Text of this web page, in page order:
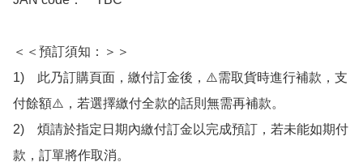
＜＜預訂須知：＞＞
1)　此乃訂購頁面，繳付訂金後，⚠️需取貨時進行補款，支
付餘額⚠️，若選擇繳付全款的話則無需再補款。
2)　煩請於指定日期內繳付訂金以完成預訂，若未能如期付
款，訂單將作取消。